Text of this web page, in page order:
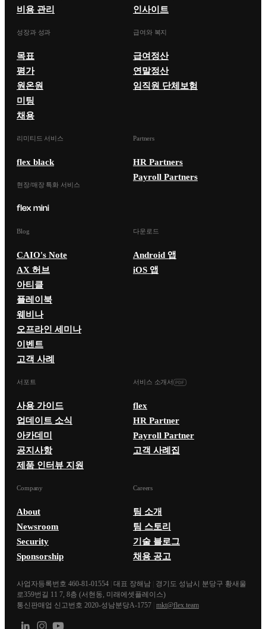
비용 관리
인사이트
성장과 성과
목표
평가
원온원
미팅
채용
급여와 복지
급여정산
연말정산
임직원 단체보험
리미티드 서비스
flex black
현장/매장 특화 서비스
Partners
HR Partners
Payroll Partners
Blog
CAIO's Note
AX 허브
아티클
플레이북
웨비나
오프라인 세미나
이벤트
고객 사례
다운로드
Android 앱
iOS 앱
서포트
사용 가이드
업데이트 소식
아카데미
공지사항
제품 인터뷰 지원
서비스 소개서
flex
HR Partner
Payroll Partner
고객 사례집
Company
About
Newsroom
Security
Sponsorship
Careers
팀 소개
팀 스토리
기술 블로그
채용 공고
사업자등록번호 460-81-01554 대표 장해남
경기도 성남시 분당구 황새울
로359번길 11 7, 8층 (서현동, 미래에셋플레이스)
통신판매업 신고번호 2020-성남분당A-1757 mkt@flex.team